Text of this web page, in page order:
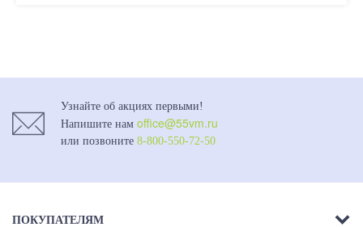
Узнайте об акциях первыми!
Напишите нам office@55vm.ru
или позвоните 8-800-550-72-50
ПОКУПАТЕЛЯМ